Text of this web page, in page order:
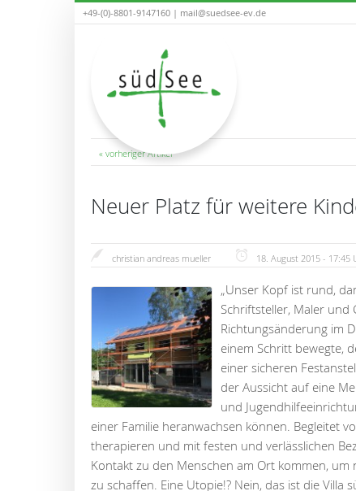
+49-(0)-8801-9147160 | mail@suedsee-ev.de
« vorheriger Artikel
Neuer Platz für weitere
christian andreas mueller 18. August 2015 - 17:45
„Unser Kopf ist rund,
Schriftsteller, Maler und
Richtungsänderung im
einem Schritt bewegte,
einer sicheren
der Aussicht auf eine
und
einer Familie heranwachsen können. Begleitet
therapieren und mit festen und verlässlichen
Kontakt zu den Menschen am Ort kommen,
zu schaffen. Eine Utopie!? Nein, das ist die Villa